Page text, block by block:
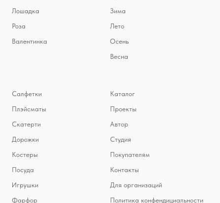
Лошадка
Роза
Валентинка
Зима
Лето
Осень
Весна
Салфетки
Плэйсматы
Скатерти
Дорожки
Костеры
Посуда
Игрушки
Фарфор
Каталог
Проекты
Автор
Студия
Покупателям
Контакты
Для организаций
Политика конфендициальности